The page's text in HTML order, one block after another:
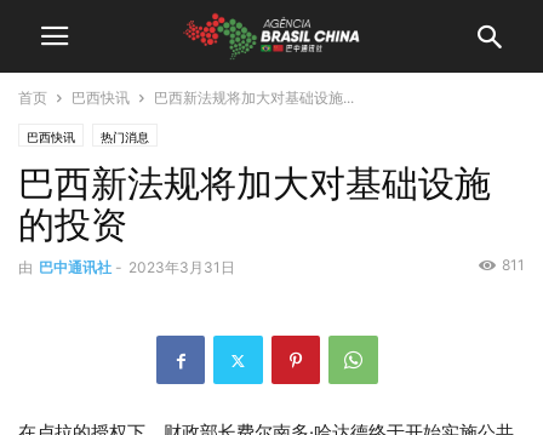
首页 巴西快讯 巴西新法规将加大对基础设施...
巴西快讯 热门消息
巴西新法规将加大对基础设施
的投资
由 巴中通讯社 - 2023年3月31日 811